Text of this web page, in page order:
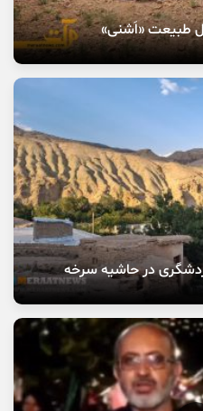
طبیعت «اَشنی»
در حاشیه سرخه